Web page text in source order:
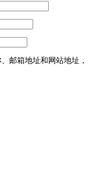
邮箱地址和网站地址，